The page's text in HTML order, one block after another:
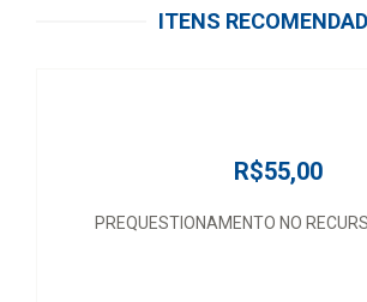
ITENS
R$55,00
PREQUESTIONAMENTO NO